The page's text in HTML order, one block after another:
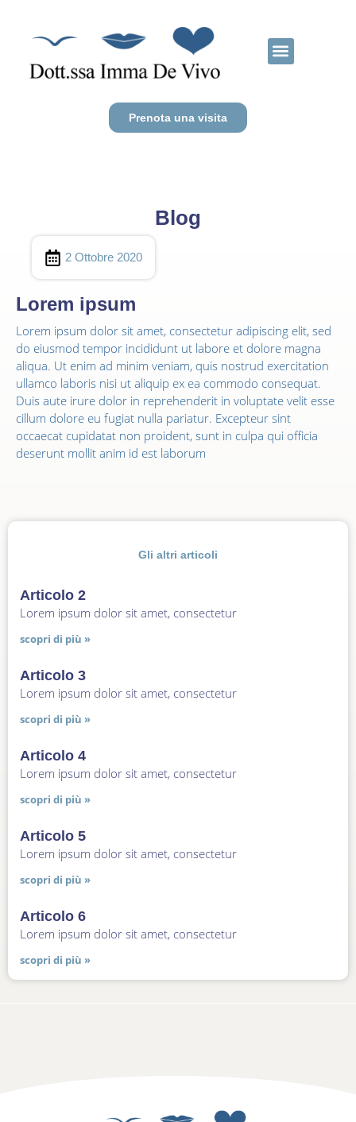
Prenota una visita
Blog
Gli altri articoli
Articolo 2
Lorem ipsum dolor sit amet, consectetur
scopri di più »
Articolo 3
Lorem ipsum dolor sit amet, consectetur
scopri di più »
Articolo 4
Lorem ipsum dolor sit amet, consectetur
scopri di più »
Articolo 5
Lorem ipsum dolor sit amet, consectetur
scopri di più »
Articolo 6
Lorem ipsum dolor sit amet, consectetur
scopri di più »
2 Ottobre 2020
Lorem ipsum
Lorem ipsum dolor sit amet, consectetur adipiscing elit, sed
do eiusmod tempor incididunt ut labore et dolore magna
aliqua. Ut enim ad minim veniam, quis nostrud exercitation
ullamco laboris nisi ut aliquip ex ea commodo consequat.
Duis aute irure dolor in reprehenderit in voluptate velit esse
cillum dolore eu fugiat nulla pariatur. Excepteur sint
occaecat cupidatat non proident, sunt in culpa qui officia
deserunt mollit anim id est laborum